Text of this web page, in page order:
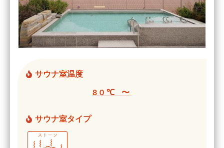
サウナ室温度
80℃ 〜
サウナ室タイプ